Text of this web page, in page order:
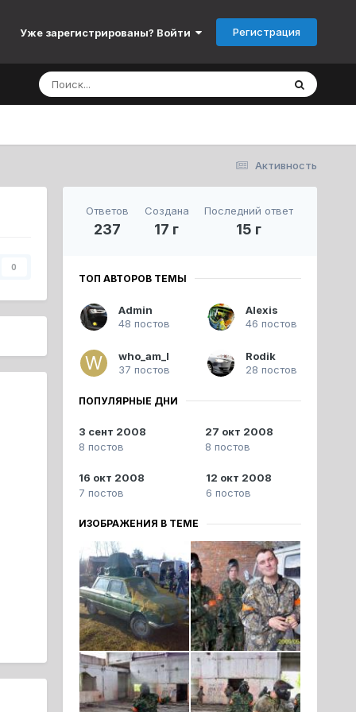
Уже зарегистрированы? Войти Регистрация
Активность
0
Ответов
237
Создана
17 г
Последний ответ
15 г
ТОП АВТОРОВ ТЕМЫ
Admin
48 постов
Alexis
46 постов
who_am_I
37 постов
Rodik
28 постов
ПОПУЛЯРНЫЕ ДНИ
3 сент 2008
8 постов
27 окт 2008
8 постов
16 окт 2008
7 постов
12 окт 2008
6 постов
ИЗОБРАЖЕНИЯ В ТЕМЕ